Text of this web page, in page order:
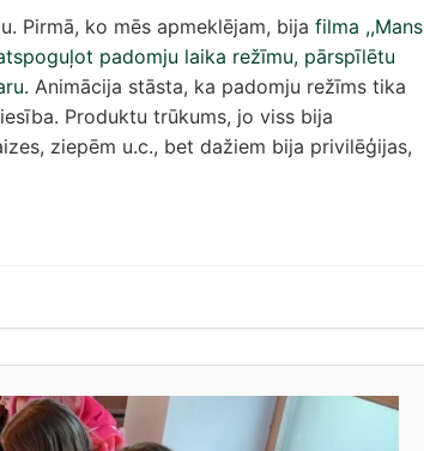
Pirmā, ko mēs apmeklējam, bija filma ,,Mans
padomju laika režīmu, pārspīlētu
Animācija stāsta, ka padomju režīms tika
Produktu trūkums, jo viss bija
ziepēm u.c., bet dažiem bija privilēģijas,